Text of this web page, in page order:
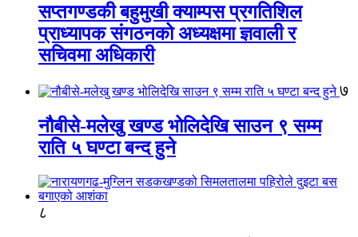
सप्तगण्डकी बहुमुखी क्याम्पस प्रगतिशिल
प्राध्यापक संगठनको अध्यक्षमा ज्ञवाली र
सचिवमा अधिकारी
७
नौबीसे-मलेखु खण्ड भोलिदेखि साउन ९ सम्म
राति ५ घण्टा बन्द हुने
८